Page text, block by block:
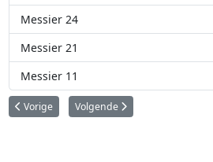
Messier 24
Messier 21
Messier 11
Vorig artikel: Messier 17
Vorige Volgende artikel: Messier 15
Volgende